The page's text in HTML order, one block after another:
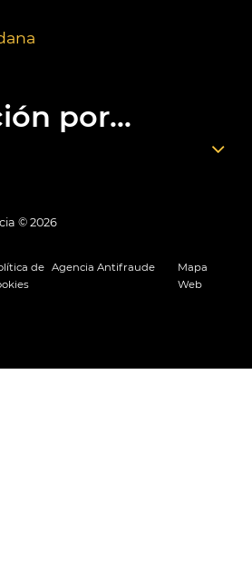
por...
© 2026
de Agencia Antifraude
Mapa
Web